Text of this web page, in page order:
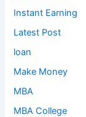
Instant Earning
Latest Post
loan
Make Money
MBA
MBA College